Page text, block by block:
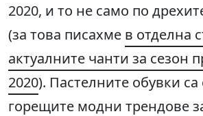
2020, и то не само по
(за това писахме в отделна
актуалните чанти за сезон
2020). Пастелните обувки
горещите модни трендове